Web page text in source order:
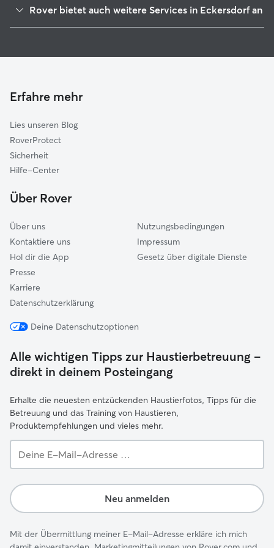
Mistelgau
Bindlach
Thurnau
Creußen
Trebgast
Himmelkron
Rover bietet auch weitere Services in Eckersdorf an
Hundekindergarten in Eckersdorf
Erfahre mehr
Lies unseren Blog
RoverProtect
Sicherheit
Hilfe-Center
Über Rover
Über uns
Kontaktiere uns
Hol dir die App
Presse
Karriere
Datenschutzerklärung
Nutzungsbedingungen
Impressum
Gesetz über digitale Dienste
Deine Datenschutzoptionen
Alle wichtigen Tipps zur Haustierbetreuung –
direkt in deinem Posteingang
Erhalte die neuesten entzückenden Haustierfotos, Tipps für die
Betreuung und das Training von Haustieren,
Produktempfehlungen und vieles mehr.
E-
Adresse …
Neu anmelden
Mit der Übermittlung meiner E-Mail-Adresse erkläre ich mich